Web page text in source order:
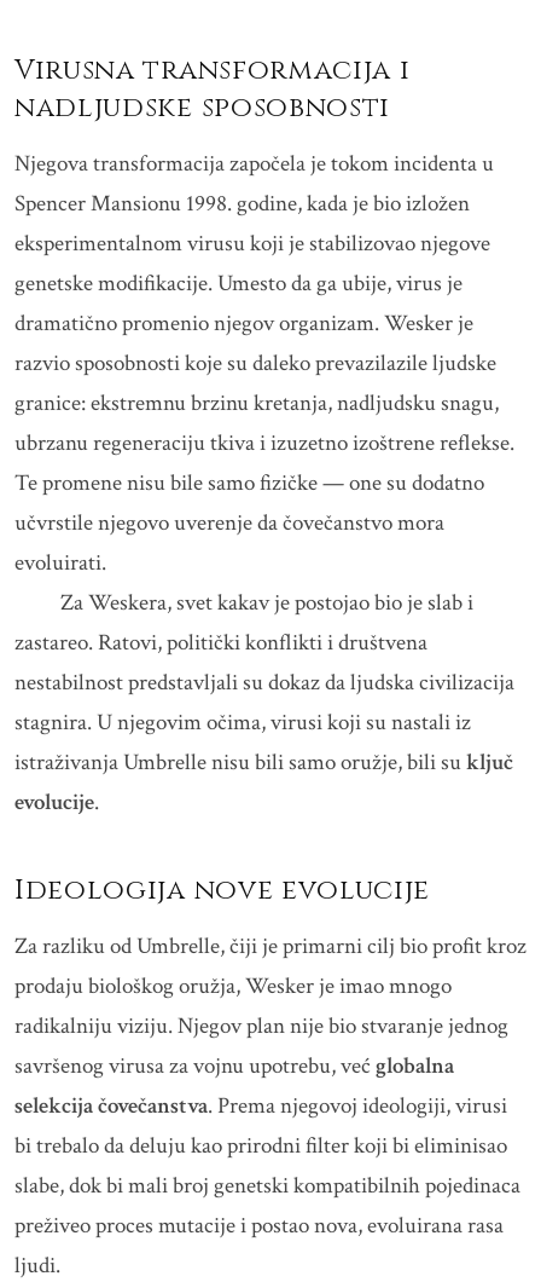
Virusna transformacija i
nadljudske sposobnosti
Njegova transformacija započela je tokom incidenta u
Spencer Mansionu 1998. godine, kada je bio izložen
eksperimentalnom virusu koji je stabilizovao njegove
genetske modifikacije. Umesto da ga ubije, virus je
dramatično promenio njegov organizam. Wesker je
razvio sposobnosti koje su daleko prevazilazile ljudske
granice: ekstremnu brzinu kretanja, nadljudsku snagu,
ubrzanu regeneraciju tkiva i izuzetno izoštrene reflekse.
Te promene nisu bile samo fizičke — one su dodatno
učvrstile njegovo uverenje da čovečanstvo mora
evoluirati.
Za Weskera, svet kakav je postojao bio je slab i
zastareo. Ratovi, politički konflikti i društvena
nestabilnost predstavljali su dokaz da ljudska civilizacija
stagnira. U njegovim očima, virusi koji su nastali iz
istraživanja Umbrelle nisu bili samo oružje, bili suključ
evolucije.
Ideologija nove evolucije
Za razliku od Umbrelle, čiji je primarni cilj bio profit kroz
prodaju biološkog oružja, Wesker je imao mnogo
radikalniju viziju. Njegov plan nije bio stvaranje jednog
savršenog virusa za vojnu upotrebu, već globalna
selekcija čovečanstva. Prema njegovoj ideologiji, virusi
bi trebalo da deluju kao prirodni filter koji bi eliminisao
slabe, dok bi mali broj genetski kompatibilnih pojedinaca
preživeo proces mutacije i postao nova, evoluirana rasa
ljudi.